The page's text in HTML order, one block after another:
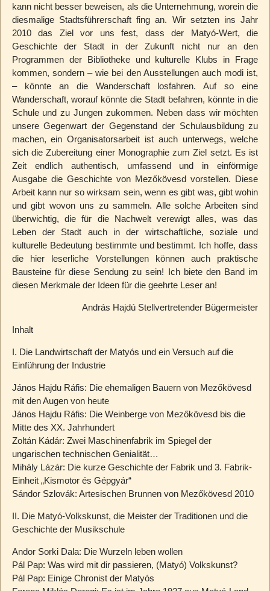
kann nicht besser beweisen, als die Unternehmung, worein die
diesmalige Stadtsführerschaft fing an. Wir setzten ins Jahr
2010 das Ziel vor uns fest, dass der Matyó-Wert, die
Geschichte der Stadt in der Zukunft nicht nur an den
Programmen der Bibliotheke und kulturelle Klubs in Frage
kommen, sondern – wie bei den Ausstellungen auch modi ist,
– könnte an die Wanderschaft losfahren. Auf so eine
Wanderschaft, worauf könnte die Stadt befahren, könnte in die
Schule und zu Jungen zukommen. Neben dass wir möchten
unsere Gegenwart der Gegenstand der Schulausbildung zu
machen, ein Organisatorsarbeit ist auch unterwegs, welche
sich die Zubereitung einer Monographie zum Ziel setzt. Es ist
Zeit endlich authentisch, umfassend und in einförmige
Ausgabe die Geschichte von Mezőkövesd vorstellen. Diese
Arbeit kann nur so wirksam sein, wenn es gibt was, gibt wohin
und gibt wovon uns zu sammeln. Alle solche Arbeiten sind
überwichtig, die für die Nachwelt verewigt alles, was das
Leben der Stadt auch in der wirtschaftliche, soziale und
kulturelle Bedeutung bestimmte und bestimmt. Ich hoffe, dass
die hier leserliche Vorstellungen können auch praktische
Bausteine für diese Sendung zu sein! Ich biete den Band im
diesen Merkmale der Ideen für die geehrte Leser an!
András Hajdú Stellvertretender Bügermeister
Inhalt
I. Die Landwirtschaft der Matyós und ein Versuch auf die
Einführung der Industrie
János Hajdu Ráfis: Die ehemaligen Bauern von Mezőkövesd
mit den Augen von heute
János Hajdu Ráfis: Die Weinberge von Mezőkövesd bis die
Mitte des XX. Jahrhundert
Zoltán Kádár: Zwei Maschinenfabrik im Spiegel der
ungarischen technischen Genialität…
Mihály Lázár: Die kurze Geschichte der Fabrik und 3. Fabrik-
Einheit „Kismotor és Gépgyár“
Sándor Szlovák: Artesischen Brunnen von Mezőkövesd 2010
II. Die Matyó-Volkskunst, die Meister der Traditionen und die
Geschichte der Musikschule
Andor Sorki Dala: Die Wurzeln leben wollen
Pál Pap: Was wird mit dir passieren, (Matyó) Volkskunst?
Pál Pap: Einige Chronist der Matyós